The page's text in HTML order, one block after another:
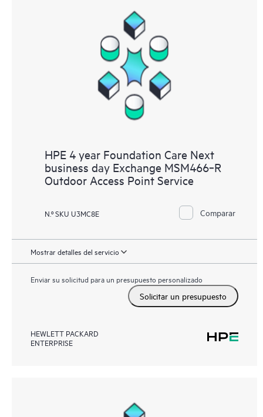
HPE 4 year Foundation Care Next
business day Exchange MSM466‑R
Outdoor Access Point Service
N.º SKU U3MC8E Comparar
Mostrar detalles del servicio
Enviar su solicitud para un presupuesto personalizado
Solicitar un presupuesto
HEWLETT PACKARD
ENTERPRISE